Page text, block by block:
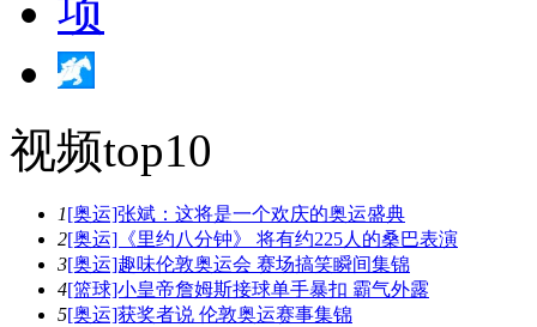
视频top10
1[奥运]张斌：这将是一个欢庆的奥运盛典
2[奥运]《里约八分钟》 将有约225人的桑巴表演
3[奥运]趣味伦敦奥运会 赛场搞笑瞬间集锦
4[篮球]小皇帝詹姆斯接球单手暴扣 霸气外露
5[奥运]获奖者说 伦敦奥运赛事集锦